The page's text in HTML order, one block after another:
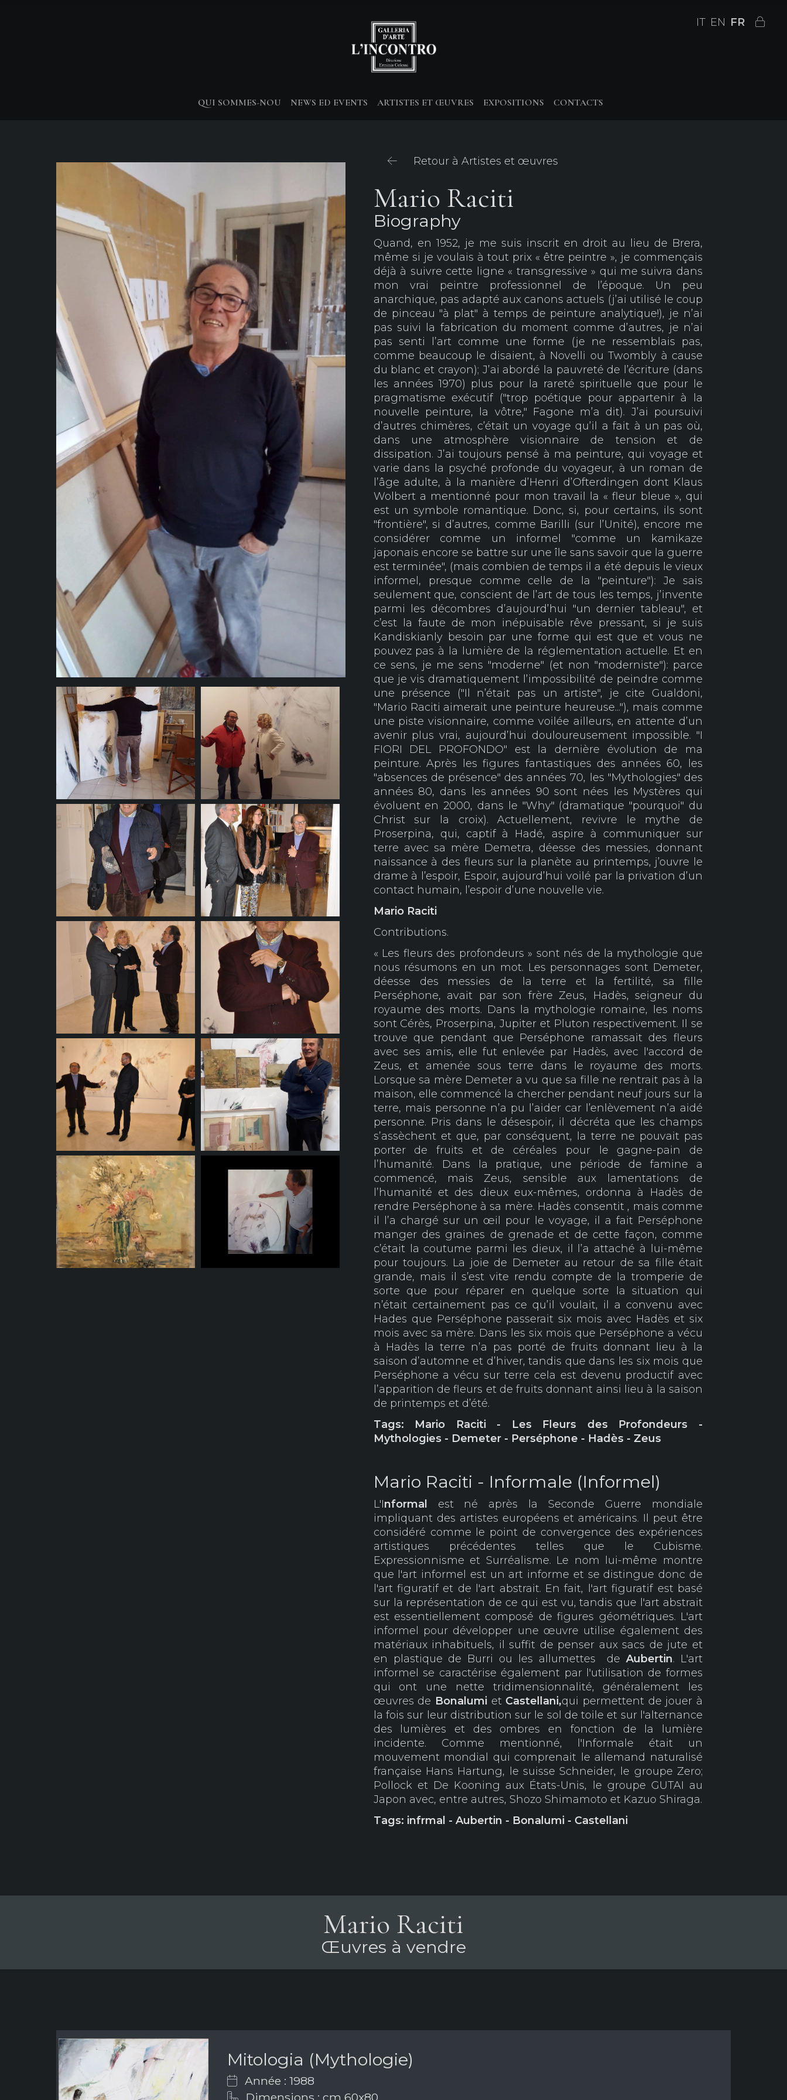
IT EN FR
QUI SOMMES-NOU NEWS ED EVENTS ARTISTES ET ŒUVRES EXPOSITIONS CONTACTS
Retour à Artistes et œuvres
Mario Raciti
Biography
Quand, en 1952, je me suis inscrit en droit au lieu de Brera,
même si je voulais à tout prix « être peintre », je commençais
déjà à suivre cette ligne « transgressive » qui me suivra dans
mon vrai peintre professionnel de l’époque. Un peu
anarchique, pas adapté aux canons actuels (j’ai utilisé le coup
de pinceau "à plat" à temps de peinture analytique!), je n’ai
pas suivi la fabrication du moment comme d’autres, je n’ai
pas senti l’art comme une forme (je ne ressemblais pas,
comme beaucoup le disaient, à Novelli ou Twombly à cause
du blanc et crayon); J’ai abordé la pauvreté de l’écriture (dans
les années 1970) plus pour la rareté spirituelle que pour le
pragmatisme exécutif ("trop poétique pour appartenir à la
nouvelle peinture, la vôtre," Fagone m’a dit). J’ai poursuivi
d’autres chimères, c’était un voyage qu’il a fait à un pas où,
dans une atmosphère visionnaire de tension et de
dissipation. J’ai toujours pensé à ma peinture, qui voyage et
varie dans la psyché profonde du voyageur, à un roman de
l’âge adulte, à la manière d’Henri d’Ofterdingen dont Klaus
Wolbert a mentionné pour mon travail la « fleur bleue », qui
est un symbole romantique. Donc, si, pour certains, ils sont
"frontière", si d’autres, comme Barilli (sur l’Unité), encore me
considérer comme un informel "comme un kamikaze
japonais encore se battre sur une île sans savoir que la guerre
est terminée", (mais combien de temps il a été depuis le vieux
informel, presque comme celle de la "peinture"): Je sais
seulement que, conscient de l’art de tous les temps, j’invente
parmi les décombres d’aujourd’hui "un dernier tableau", et
c’est la faute de mon inépuisable rêve pressant, si je suis
Kandiskianly besoin par une forme qui est que et vous ne
pouvez pas à la lumière de la réglementation actuelle. Et en
ce sens, je me sens "moderne" (et non "moderniste"): parce
que je vis dramatiquement l’impossibilité de peindre comme
une présence ("Il n’était pas un artiste", je cite Gualdoni,
"Mario Raciti aimerait une peinture heureuse..."), mais comme
une piste visionnaire, comme voilée ailleurs, en attente d’un
avenir plus vrai, aujourd’hui douloureusement impossible. "I
FIORI DEL PROFONDO" est la dernière évolution de ma
peinture. Après les figures fantastiques des années 60, les
"absences de présence" des années 70, les "Mythologies" des
années 80, dans les années 90 sont nées les Mystères qui
évoluent en 2000, dans le "Why" (dramatique "pourquoi" du
Christ sur la croix). Actuellement, revivre le mythe de
Proserpina, qui, captif à Hadé, aspire à communiquer sur
terre avec sa mère Demetra, déesse des messies, donnant
naissance à des fleurs sur la planète au printemps, j’ouvre le
drame à l’espoir, Espoir, aujourd’hui voilé par la privation d’un
contact humain, l’espoir d’une nouvelle vie.
Mario Raciti
Contributions.
« Les fleurs des profondeurs » sont nés de la mythologie que
nous résumons en un mot. Les personnages sont Demeter,
déesse des messies de la terre et la fertilité, sa fille
Perséphone, avait par son frère Zeus, Hadès, seigneur du
royaume des morts. Dans la mythologie romaine, les noms
sont Cérès, Proserpina, Jupiter et Pluton respectivement. Il se
trouve que pendant que Perséphone ramassait des fleurs
avec ses amis, elle fut enlevée par Hadès, avec l'accord de
Zeus, et amenée sous terre dans le royaume des morts.
Lorsque sa mère Demeter a vu que sa fille ne rentrait pas à la
maison, elle commencé la chercher pendant neuf jours sur la
terre, mais personne n’a pu l’aider car l’enlèvement n’a aidé
personne. Pris dans le désespoir, il décréta que les champs
s’assèchent et que, par conséquent, la terre ne pouvait pas
porter de fruits et de céréales pour le gagne-pain de
l’humanité. Dans la pratique, une période de famine a
commencé, mais Zeus, sensible aux lamentations de
l’humanité et des dieux eux-mêmes, ordonna à Hadès de
rendre Perséphone à sa mère. Hadès consentit , mais comme
il l’a chargé sur un œil pour le voyage, il a fait Perséphone
manger des graines de grenade et de cette façon, comme
c’était la coutume parmi les dieux, il l’a attaché à lui-même
pour toujours. La joie de Demeter au retour de sa fille était
grande, mais il s’est vite rendu compte de la tromperie de
sorte que pour réparer en quelque sorte la situation qui
n’était certainement pas ce qu’il voulait, il a convenu avec
Hades que Perséphone passerait six mois avec Hadès et six
mois avec sa mère. Dans les six mois que Perséphone a vécu
à Hadès la terre n’a pas porté de fruits donnant lieu à la
saison d’automne et d’hiver, tandis que dans les six mois que
Perséphone a vécu sur terre cela est devenu productif avec
l’apparition de fleurs et de fruits donnant ainsi lieu à la saison
de printemps et d’été.
Tags: Mario Raciti - Les Fleurs des Profondeurs -
Mythologies - Demeter - Perséphone - Hadès - Zeus
Mario Raciti - Informale (Informel)
L'Informal
est né après la Seconde Guerre mondiale
impliquant des artistes européens et américains. Il peut être
considéré comme le point de convergence des expériences
artistiques précédentes telles que le Cubisme.
Expressionnisme et Surréalisme. Le nom lui-même montre
que l'art informel est un art informe et se distingue donc de
l'art figuratif et de l'art abstrait. En fait, l'art figuratif est basé
sur la représentation de ce qui est vu, tandis que l'art abstrait
est essentiellement composé de figures géométriques. L'art
informel pour développer une œuvre utilise également des
matériaux inhabituels, il suffit de penser aux sacs de jute et
en plastique de Burri ou les allumettes deAubertin. L'art
informel se caractérise également par l'utilisation de formes
qui ont une nette tridimensionnalité, généralement les
œuvres de Bonalumi et Castellani,qui permettent de jouer à
la fois sur leur distribution sur le sol de toile et sur l'alternance
des lumières et des ombres en fonction de la lumière
incidente. Comme mentionné, l'Informale était un
mouvement mondial qui comprenait le allemand naturalisé
française Hans Hartung, le suisse Schneider, le groupe Zero;
Pollock et De Kooning aux États-Unis, le groupe GUTAI au
Japon avec, entre autres, Shozo Shimamoto et Kazuo Shiraga.
Tags: infrmal - Aubertin - Bonalumi - Castellani
Mario Raciti
Œuvres à vendre
Mitologia (Mythologie)
Année : 1988
Dimensions : cm 60x80